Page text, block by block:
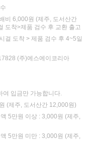
비 6,000원 (제주, 도서산간
도착>제품 검수 후 교환 출고
걸 도착 > 제품 검수 후 4~5일
(주)에스에이코리아
입금만 가능합니다.
(제주, 도서산간 12,000원)
5만원 이상 : 3,000원 (제주,
5만원 미만 : 3,000원 (제주,